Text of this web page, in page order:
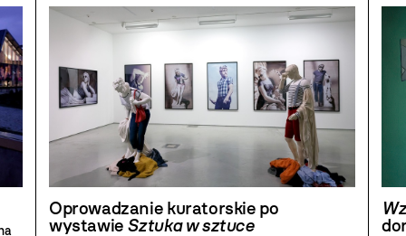
Oprowadzanie kuratorskie po
wystawie Sztuka w sztuce